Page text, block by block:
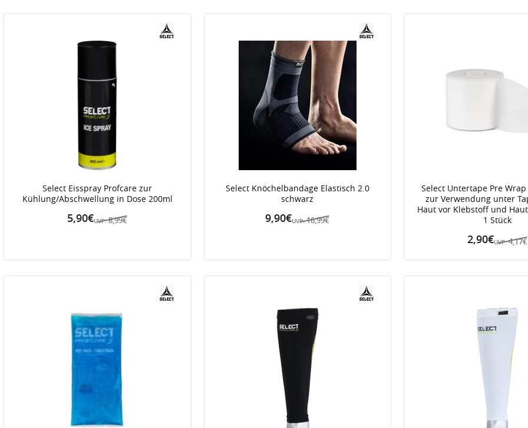
Select Eisspray Profcare zur
Kühlung/Abschwellung in Dose 200ml
UVP: 8,99€
5,90€
Select Knöchelbandage Elastisch 2.0
schwarz
UVP: 16,99€
9,90€
Select Untertape Pre
zur Verwendung unter
Haut vor Klebstoff und
1 Stück
UVP: 4,17€
2,90€